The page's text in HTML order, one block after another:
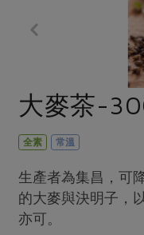
家庭清潔
日用品
防災用品
最新產品
主題食譜
養身食補
節慶大餐
主婦聯盟X樂齡網特約優
2024農業發展計畫年度
更多議題活動
把最好的台灣味帶回
公益金
生活者e週報
綠主張月刊
典藏閱覽室
社員權益
選舉專區
最新消息
媒體報導
下載專區
大麥茶-
全素 常溫
生產者為集昌，可
的大麥與決明子，
亦可。